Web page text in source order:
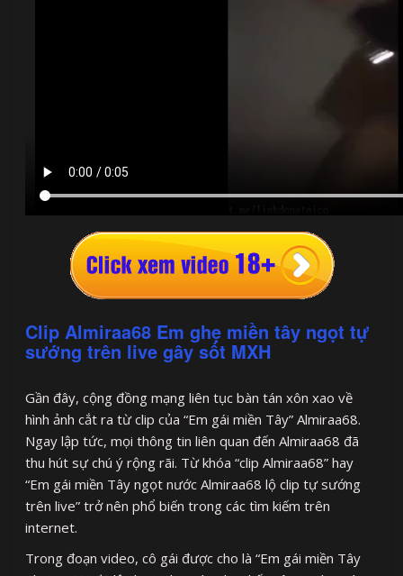
Clip Almiraa68 Em ghẹ miền tây ngọt tự
sướng trên live gây sốt MXH
Gần đây, cộng đồng mạng liên tục bàn tán xôn xao về
hình ảnh cắt ra từ clip của “Em gái miền Tây” Almiraa68.
Ngay lập tức, mọi thông tin liên quan đến Almiraa68 đã
thu hút sự chú ý rộng rãi. Từ khóa “clip Almiraa68” hay
“Em gái miền Tây ngọt nước Almiraa68 lộ clip tự sướng
trên live” trở nên phổ biến trong các tìm kiếm trên
internet.
Trong đoạn video, cô gái được cho là “Em gái miền Tây